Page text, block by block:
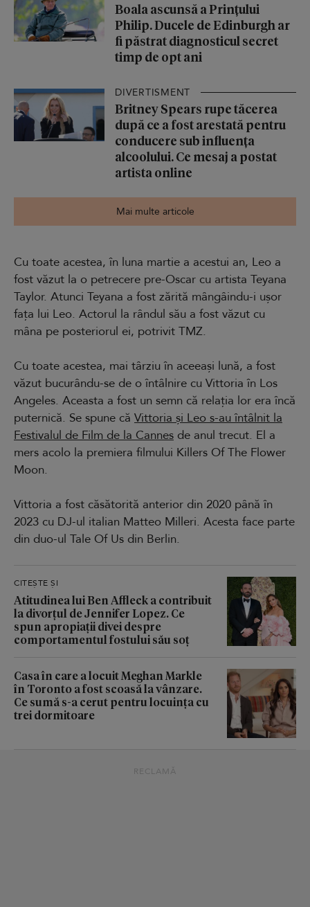
Boala ascunsă a Prințului
Philip. Ducele de Edinburgh ar
fi păstrat diagnosticul secret
timp de opt ani
DIVERTISMENT
Britney Spears rupe tăcerea
după ce a fost arestată pentru
conducere sub influența
alcoolului. Ce mesaj a postat
artista online
Mai multe articole
Cu toate acestea, în luna martie a acestui an, Leo a
fost văzut la o petrecere pre-Oscar cu artista Teyana
Taylor. Atunci Teyana a fost zărită mângâindu-i ușor
fața lui Leo. Actorul la rândul său a fost văzut cu
mâna pe posteriorul ei, potrivit TMZ.
Cu toate acestea, mai târziu în aceeași lună, a fost
văzut bucurându-se de o întâlnire cu Vittoria în Los
Angeles. Aceasta a fost un semn că relația lor era încă
puternică. Se spune că Vittoria și Leo s-au întâlnit la
Festivalul de Film de la Cannes de anul trecut. El a
mers acolo la premiera filmului Killers Of The Flower
Moon.
Vittoria a fost căsătorită anterior din 2020 până în
2023 cu DJ-ul italian Matteo Milleri. Acesta face parte
din duo-ul Tale Of Us din Berlin.
CITEȘTE ȘI
Atitudinea lui Ben Affleck a contribuit
la divorțul de Jennifer Lopez. Ce
spun apropiații divei despre
comportamentul fostului său soț
Casa în care a locuit Meghan Markle
în Toronto a fost scoasă la vânzare.
Ce sumă s-a cerut pentru locuința cu
trei dormitoare
RECLAMĂ